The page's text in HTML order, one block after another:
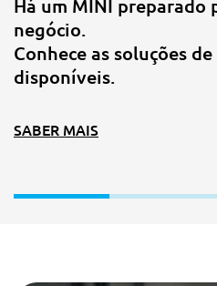
Há um MINI preparado
negócio.
Conhece as soluções
disponíveis.
SABER MAIS